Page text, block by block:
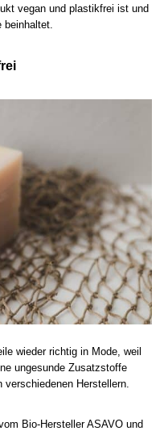
vegan und plastikfrei ist und
beinhaltet.
wieder richtig in Mode, weil
ungesunde Zusatzstoffe
Herstellern.
Bio-Hersteller ASAVO und